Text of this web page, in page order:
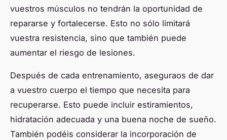
vuestros músculos no tendrán la oportunidad de
repararse y fortalecerse. Esto no sólo limitará
vuestra resistencia, sino que también puede
aumentar el riesgo de lesiones.
Después de cada entrenamiento, aseguraos de dar
a vuestro cuerpo el tiempo que necesita para
recuperarse. Esto puede incluir estiramientos,
hidratación adecuada y una buena noche de sueño.
También podéis considerar la incorporación de